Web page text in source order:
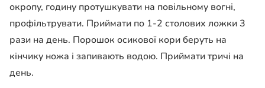
окропу, годину протушкувати на повільному вогні,
профільтрувати. Приймати по 1-2 столових ложки 3
рази на день. Порошок осикової кори беруть на
кінчику ножа і запивають водою. Приймати тричі на
день.